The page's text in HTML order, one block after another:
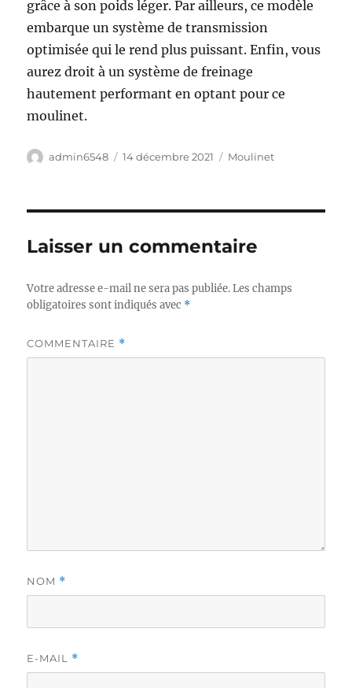
grâce à son poids léger. Par ailleurs, ce modèle
embarque un système de transmission
optimisée qui le rend plus puissant. Enfin, vous
aurez droit à un système de freinage
hautement performant en optant pour ce
moulinet.
Auteur
admin6548
Publié
14 décembre 2021 Catégories
Moulinet
Laisser un commentaire
Votre adresse e-mail ne sera pas publiée. Les champs
obligatoires sont indiqués avec *
COMMENTAIRE *
NOM *
E-MAIL *